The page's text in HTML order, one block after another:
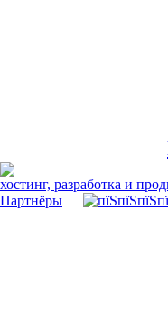
хостинг, разработка и
Партнёры